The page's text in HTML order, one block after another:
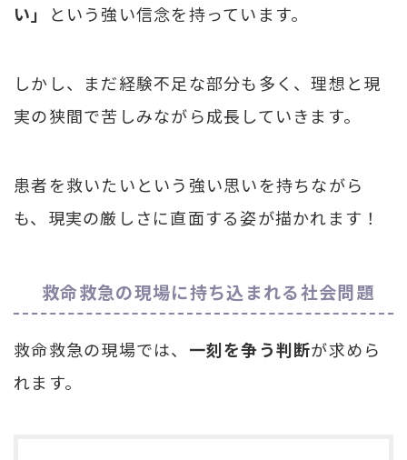
い」
という強い信念を持っています。
しかし、まだ経験不足な部分も多く、理想と現
実の狭間で苦しみながら成長していきます。
患者を救いたいという強い思いを持ちながら
も、現実の厳しさに直面する姿が描かれます！
救命救急の現場に持ち込まれる社会問題
救命救急の現場では、 一刻を争う判断が求めら
れます。